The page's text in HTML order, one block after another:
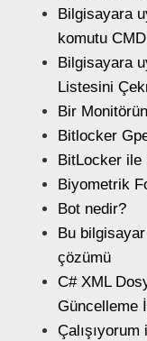
Bilgisayara
komutu CMD
Bilgisayara
Listesini
Bir
Bitlocker
BitLocker ile
Biyometrik
Bot nedir?
Bu bilgisayar
çözümü
C# XML
Güncelleme